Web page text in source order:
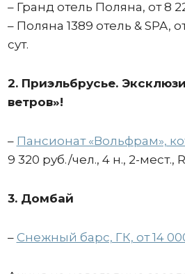
– Гранд отель Поляна, от 8
– Поляна 1389 отель & SPA,
сут.
2. Приэльбрусье.
ветров»!
– Пансионат «Вольфрам»,
9 320 руб./чел., 4 н., 2-мест.,
3. Домбай
– Снежный барс, ГК, от 14